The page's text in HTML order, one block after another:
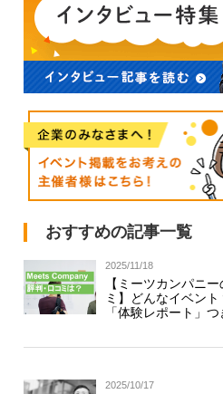
おすすめの記事一覧
2025/11/18
【ミーツカンパニ
ミ】どんなイベン
「体験レポート」つ
2025/10/17